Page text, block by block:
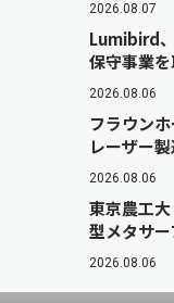
2026.08.07
Lumibird
保守事業
2026.08.06
フラウン
レーザー
2026.08.06
東京農工
型メタサ
2026.08.06